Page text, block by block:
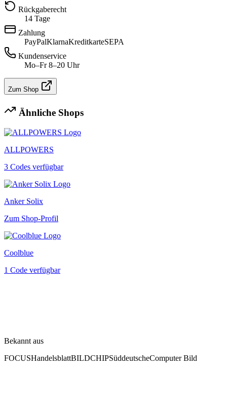
Rückgaberecht
14 Tage
Zahlung
PayPalKlarnaKreditkarteSEPA
Kundenservice
Mo–Fr 8–20 Uhr
Zum Shop
Ähnliche Shops
ALLPOWERS
3 Codes verfügbar
Anker Solix
Zum Shop-Profil
Coolblue
1 Code verfügbar
Bekannt aus
FOCUSHandelsblattBILDCHIPSüddeutscheComputer Bild